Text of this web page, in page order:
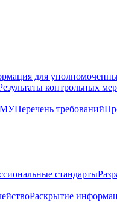
для
контрольных
Перечень требований
стандарты
Раскрытие